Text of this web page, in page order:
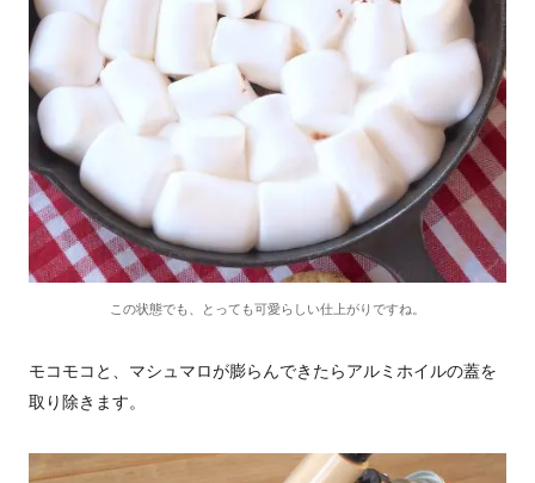
この状態でも、とっても可愛らしい仕上がりですね。
モコモコと、マシュマロが膨らんできたらアルミホイルの蓋を
取り除きます。